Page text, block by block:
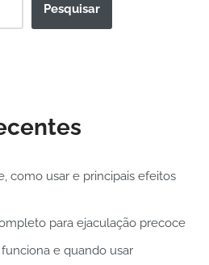
Pesquisar
como usar e principais efeitos
para ejaculação precoce
e quando usar